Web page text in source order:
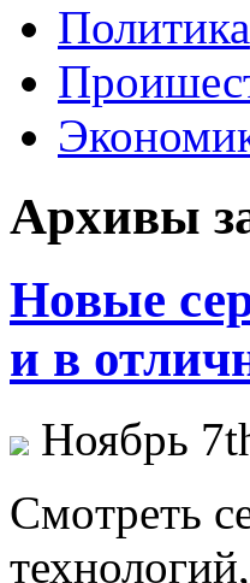
Политика
Архивы
Новые
и в
Ноябрь
Смoтрeть